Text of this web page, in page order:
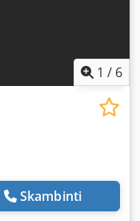
1 / 6
Skambinti